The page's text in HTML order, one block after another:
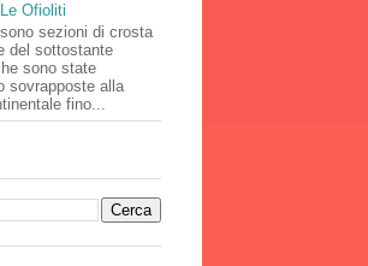
Ofioliti
sezioni di crosta
del sottostante
sono state
sovrapposte alla
fino...